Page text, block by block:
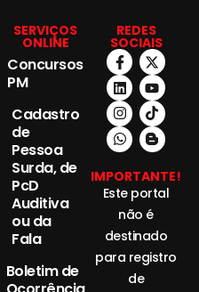
SERVIÇOS
ONLINE
Concursos
PM
Cadastro
de
Pessoa
Surda, de
PcD
Auditiva
ou da
Fala
Boletim de
REDES
SOCIAIS
IMPORTANTE!
Este portal
não é
destinado
para registro
de